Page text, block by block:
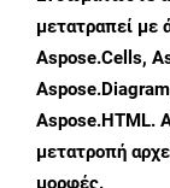
μετατραπεί με
Aspose.Cells,
Aspose.HTML.
μετατροπή
μορφές.